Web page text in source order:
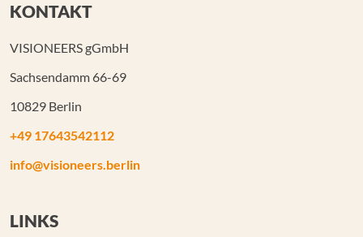
KONTAKT
VISIONEERS gGmbH
Sachsendamm 66-69
10829 Berlin
+49 17643542112
info@visioneers.berlin
LINKS